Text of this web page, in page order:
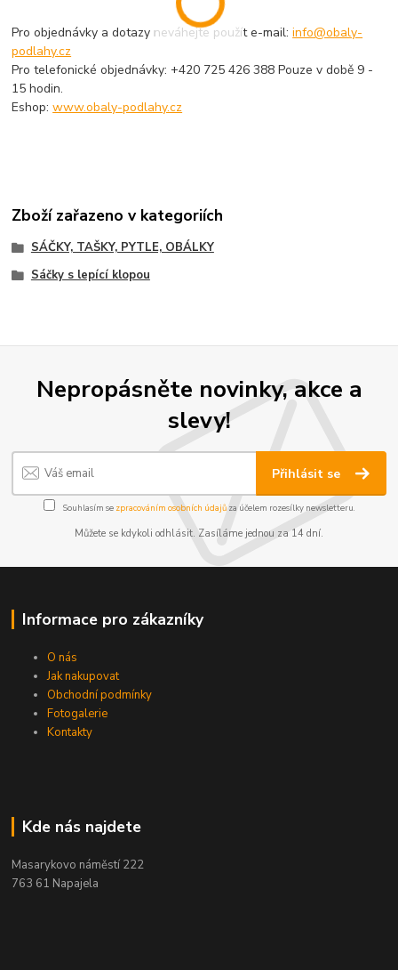
Pro objednávky a dotazy neváhejte použít e-mail:info@obaly-
podlahy.cz
Pro telefonické objednávky: +420 725 426 388 Pouze v době 9 -
15 hodin.
Eshop:www.obaly-podlahy.cz
Zboží zařazeno v kategoriích
SÁČKY, TAŠKY, PYTLE, OBÁLKY
Sáčky s lepící klopou
Nepropásněte novinky, akce a
slevy!
Přihlásit se
Souhlasím se zpracováním osobních údajůza účelem rozesílky newsletteru.
Můžete se kdykoli odhlásit. Zasíláme jednou za 14 dní.
Informace pro zákazníky
O nás
Jak nakupovat
Obchodní podmínky
Fotogalerie
Kontakty
Kde nás najdete
Masarykovo náměstí 222
763 61 Napajela